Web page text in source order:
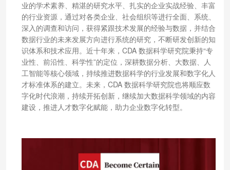
业的学术素养、精湛的研究水平、扎实的企业实战经验、丰富
的行业资源，通过对各类企业、社会组织等进行全面、系统、
深入的调查和访问，获得紧跟技术发展的经验与数据，并结合
数据行业的未来发展方向进行系统的研究，不断研发创新的知
识体系和技术应用。近十年来，CDA 数据科学研究院秉持“专
业性、前沿性、科学性”的定位，深耕数据分析、大数据、人
工智能等核心领域，持续推进数据科学的行业发展和数字化人
才标准体系的建立。未来，CDA 数据科学研究院也将顺应数
字化时代浪潮，持续开拓创新，继续加大数据科学领域的内容
建设，推进人才数字化赋能，助力企业数字化转型。